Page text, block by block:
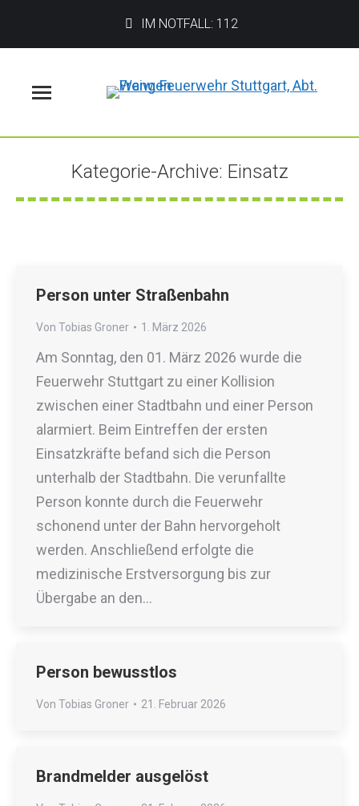
IM NOTFALL: 112
Kategorie-Archive: Einsatz
Sie befinden sich hier:
Person unter Straßenbahn
Von Tobias Groner 1. März 2026
Am Sonntag, den 01. März 2026 wurde die
Feuerwehr Stuttgart zu einer Kollision
zwischen einer Stadtbahn und einer Person
alarmiert. Beim Eintreffen der ersten
Einsatzkräfte befand sich die Person
unterhalb der Stadtbahn. Die verunfallte
Person konnte durch die Feuerwehr
schonend unter der Bahn hervorgeholt
werden. Anschließend erfolgte die
medizinische Erstversorgung bis zur
Übergabe an den…
Person bewusstlos
Von Tobias Groner 21. Februar 2026
Brandmelder ausgelöst